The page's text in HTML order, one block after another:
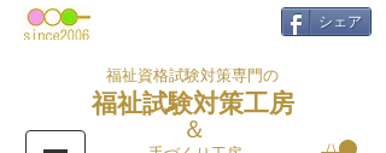
シェア
福祉資格試験対策専門の
福祉試験対策工房
＆